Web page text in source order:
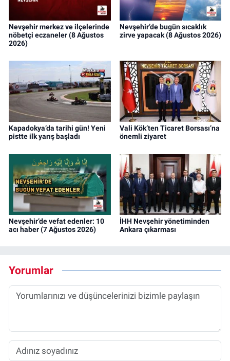
Nevşehir merkez ve ilçelerinde
nöbetçi eczaneler (8 Ağustos
2026)
Nevşehir’de bugün sıcaklık
zirve yapacak (8 Ağustos 2026)
Kapadokya’da tarihi gün! Yeni
pistte ilk yarış başladı
Vali Kök’ten Ticaret Borsası’na
önemli ziyaret
Nevşehir’de vefat edenler: 10
acı haber (7 Ağustos 2026)
İHH Nevşehir yönetiminden
Ankara çıkarması
Yorumlar